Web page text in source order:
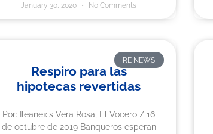
January 30, 2020 No Comments
RE NEWS
Respiro para las
hipotecas revertidas
Por: Ileanexis Vera Rosa, El Vocero / 16
de octubre de 2019 Banqueros esperan